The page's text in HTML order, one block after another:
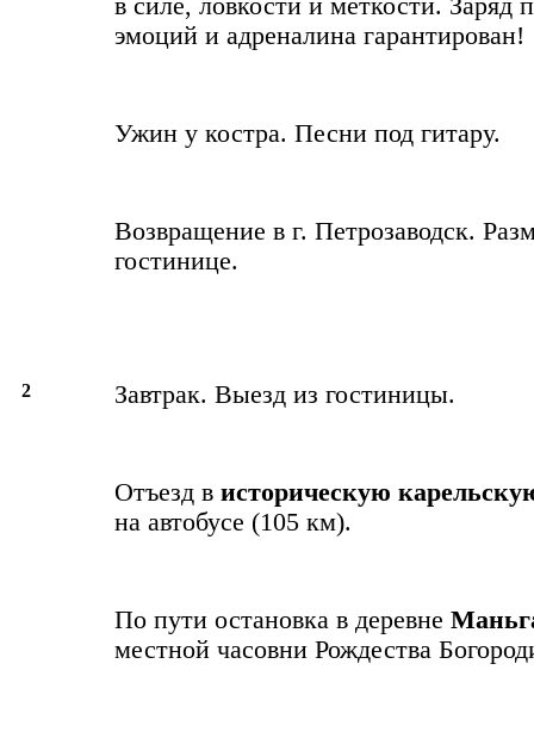
в силе, ловкости и меткости. Заряд
эмоций и адреналина гарантирован!
Ужин у костра. Песни под гитару.
Возвращение в г. Петрозаводск.
гостинице.
2 Завтрак. Выезд из гостиницы.
Отъезд в историческую
на автобусе (105 км).
По пути остановка в деревне
местной часовни Рождества